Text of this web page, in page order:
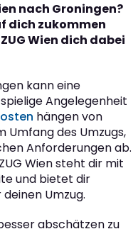
nach Groningen?
dich zukommen
Wien dich dabei
kann eine
Angelegenheit
hängen von
Umfang des Umzugs,
Anforderungen ab.
Wien steht dir mit
und bietet dir
Umzug.
abschätzen zu